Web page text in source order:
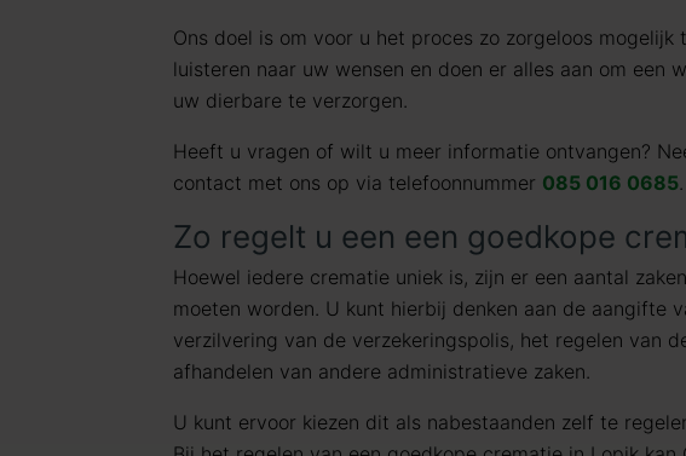
Ons doel is om voor u het proces zo zorgeloos mogelijk
luisteren naar uw wensen en doen er alles aan om een
uw dierbare te verzorgen.
Heeft u vragen of wilt u meer informatie ontvangen?
contact met ons op via telefoonnummer 085 016 0685.
Zo regelt u een een goedkope
Hoewel iedere crematie uniek is, zijn er een aantal
moeten worden. U kunt hierbij denken aan de aangifte
verzilvering van de verzekeringspolis, het regelen van
afhandelen van andere administratieve zaken.
U kunt ervoor kiezen dit als nabestaanden zelf te